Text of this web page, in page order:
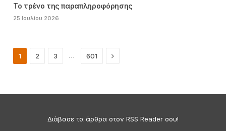
Το τρένο της παραπληροφόρησης
25 Ιουλίου 2026
1 2 3 … 601 Next
Διάβασε τα άρθρα στον RSS Reader σου!